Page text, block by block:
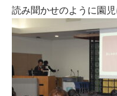
読み聞かせのように園児